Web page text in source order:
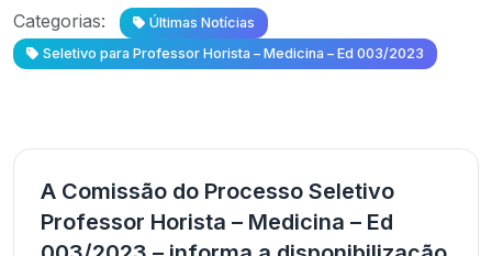
Categorias:
Últimas Notícias
Seletivo para Professor Horista – Medicina – Ed 003/2023
A Comissão do Processo Seletivo
Professor Horista – Medicina – Ed